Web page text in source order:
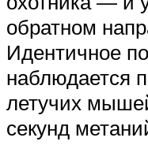
обратном
Идентичное
наблюдается
летучих
секунд